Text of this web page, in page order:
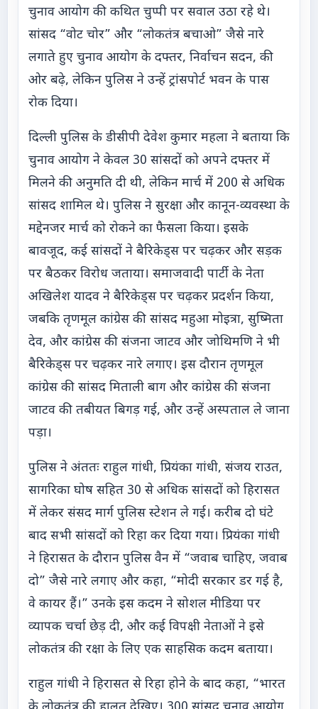
चुनाव आयोग की कथित चुप्पी पर सवाल उठा रहे थे।
सांसद “वोट चोर” और “लोकतंत्र बचाओ” जैसे नारे
लगाते हुए चुनाव आयोग के दफ्तर, निर्वाचन सदन, की
ओर बढ़े, लेकिन पुलिस ने उन्हें ट्रांसपोर्ट भवन के पास
रोक दिया।
दिल्ली पुलिस के डीसीपी देवेश कुमार महला ने बताया कि
चुनाव आयोग ने केवल 30 सांसदों को अपने दफ्तर में
मिलने की अनुमति दी थी, लेकिन मार्च में 200 से अधिक
सांसद शामिल थे। पुलिस ने सुरक्षा और कानून-व्यवस्था के
मद्देनजर मार्च को रोकने का फैसला किया। इसके
बावजूद, कई सांसदों ने बैरिकेड्स पर चढ़कर और सड़क
पर बैठकर विरोध जताया। समाजवादी पार्टी के नेता
अखिलेश यादव ने बैरिकेड्स पर चढ़कर प्रदर्शन किया,
जबकि तृणमूल कांग्रेस की सांसद महुआ मोइत्रा, सुष्मिता
देव, और कांग्रेस की संजना जाटव और जोथिमणि ने भी
बैरिकेड्स पर चढ़कर नारे लगाए। इस दौरान तृणमूल
कांग्रेस की सांसद मिताली बाग और कांग्रेस की संजना
जाटव की तबीयत बिगड़ गई, और उन्हें अस्पताल ले जाना
पड़ा।
पुलिस ने अंततः राहुल गांधी, प्रियंका गांधी, संजय राउत,
सागरिका घोष सहित 30 से अधिक सांसदों को हिरासत
में लेकर संसद मार्ग पुलिस स्टेशन ले गई। करीब दो घंटे
बाद सभी सांसदों को रिहा कर दिया गया। प्रियंका गांधी
ने हिरासत के दौरान पुलिस वैन में “जवाब चाहिए, जवाब
दो” जैसे नारे लगाए और कहा, “मोदी सरकार डर गई है,
वे कायर हैं।” उनके इस कदम ने सोशल मीडिया पर
व्यापक चर्चा छेड़ दी, और कई विपक्षी नेताओं ने इसे
लोकतंत्र की रक्षा के लिए एक साहसिक कदम बताया।
राहुल गांधी ने हिरासत से रिहा होने के बाद कहा, “भारत